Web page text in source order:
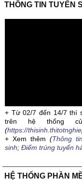
THÔNG TIN TUYỂN
+ Từ 02/7 đến 14/7 thí
trên hệ thống
(https://
+ Xem thêm(Thông
sinh; Điểm trúng tuyển
HỆ THỐNG PHẦN